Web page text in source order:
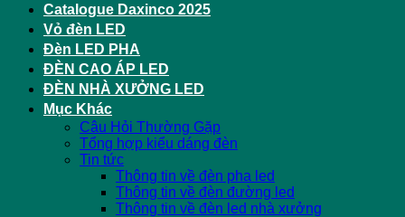
Catalogue Daxinco 2025
Vỏ đèn LED
Đèn LED PHA
ĐÈN CAO ÁP LED
ĐÈN NHÀ XƯỞNG LED
Mục Khác
Câu Hỏi Thường Gặp
Tổng hợp kiểu dáng đèn
Tin tức
Thông tin về đèn pha led
Thông tin về đèn đường led
Thông tin về đèn led nhà xưởng